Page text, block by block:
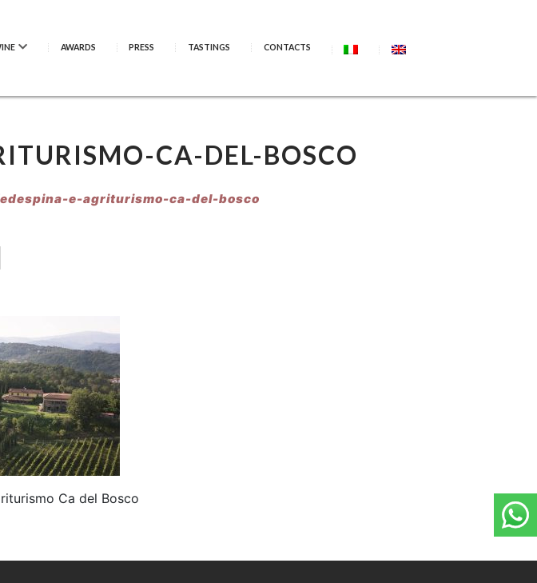
AWARDS PRESS TASTINGS CONTACTS
CA-DEL-BOSCO
e-agriturismo-ca-del-bosco
Ca del Bosco